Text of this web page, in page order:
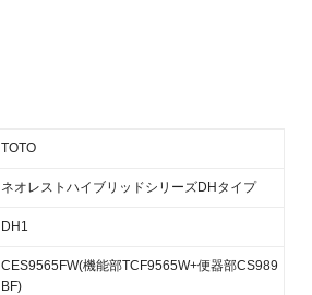
TOTO
ネオレストハイブリッドシリーズDHタイプ
DH1
CES9565FW(機能部TCF9565W+便器部CS989
BF)